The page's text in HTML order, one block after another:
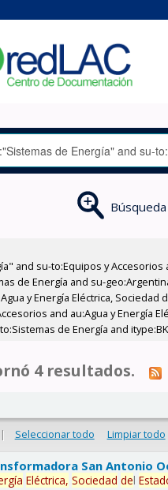
su-to:Equipos y Accesorios
de Energía and su-
y Energía Eléctrica,
and au:Agua y Energía
de Energía and
4 resultados.
| Seleccionar todo Limpiar todo
San Antonio
Eléctrica, Sociedad del